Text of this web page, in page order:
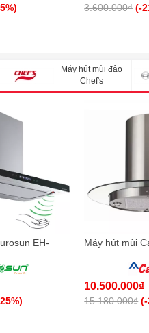
3.600.000₫ (-
Máy hút mùi đảo
Chef's
EH-
Máy hút mùi
10.500.000₫
15.180.000₫ (-